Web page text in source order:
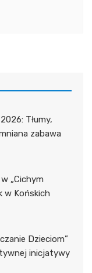
Tłumy,
zabawa
„Cichym
w Końskich
Dzieciom”
inicjatywy